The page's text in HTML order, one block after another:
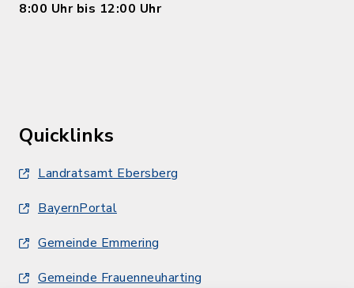
8:00 Uhr bis 12:00 Uhr
Quicklinks
Landratsamt Ebersberg
BayernPortal
Gemeinde Emmering
Gemeinde Frauenneuharting